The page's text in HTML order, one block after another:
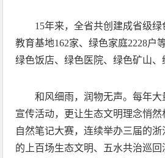
15年来，全省共创建成省级
教育基地162家、绿色家庭2228户
绿色饭店、绿色医院、绿色矿山
和风细雨，润物无声。每年
宣传活动，更让生态文明理念悄
自然笔记大赛，连续举办三届的
的上百场生态文明、五水共治巡